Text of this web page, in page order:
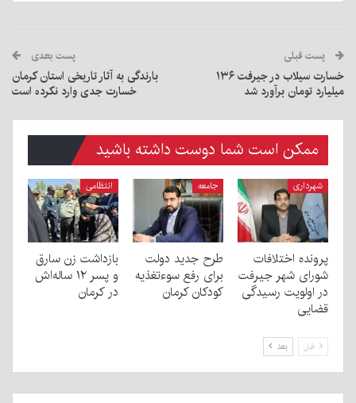
پست قبلی
خسارت سیلاب در جیرفت ۱۳۶
میلیارد تومان برآورد شد
پست بعدی
بارندگی به آثار تاریخی استان کرمان
خسارت جدی وارد نکرده است
ممکن است شما دوست داشته باشید
شهرداری
پرونده اختلافات
شورای شهر جیرفت
در اولویت رسیدگی
قضایی
جامعه
طرح جدید دولت
برای رفع سوءتغذیه
کودکان کرمان
انتظامی
بازداشت زن سارق
و پسر ۱۲ ساله‌اش
در کرمان
قبل بعد